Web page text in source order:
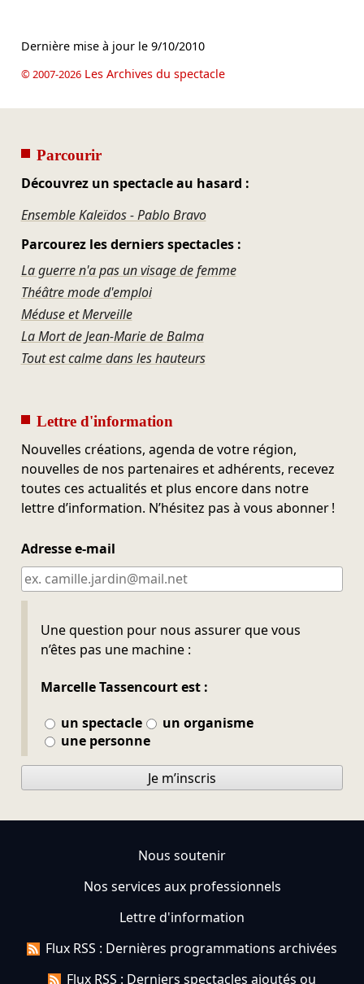
Dernière mise à jour le 9/10/2010
© 2007-2026Les Archives du spectacle
Parcourir
Découvrez un spectacle au hasard :
Ensemble Kaleïdos - Pablo Bravo
Parcourez les derniers spectacles :
La guerre n'a pas un visage de femme
Théâtre mode d'emploi
Méduse et Merveille
La Mort de Jean-Marie de Balma
Tout est calme dans les hauteurs
Lettre d'information
Nouvelles créations, agenda de votre région,
nouvelles de nos partenaires et adhérents, recevez
toutes ces actualités et plus encore dans notre
lettre d’information. N’hésitez pas à vous abonner !
Adresse e-mail
Une question pour nous assurer que vous
n’êtes pas une machine :
Marcelle Tassencourt est :
un spectacle
un organisme
une personne
Ne pas remplir
Je m’inscris
Nous soutenir
Nos services aux professionnels
Lettre d'information
Flux RSS : Dernières programmations archivées
Flux RSS : Derniers spectacles ajoutés ou